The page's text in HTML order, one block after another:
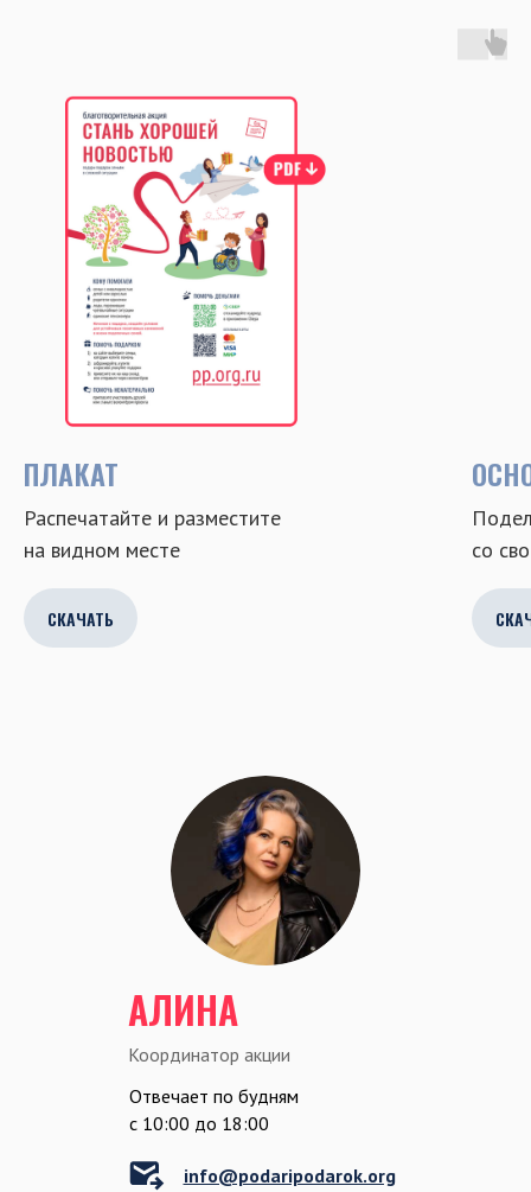
ПЛАКАТ
Распечатайте и разместите
на видном месте
СКАЧАТЬ
со
АЛИНА
Отвечает по будням
c 10:00 до 18:00
Координатор акции
info@podaripodarok.org